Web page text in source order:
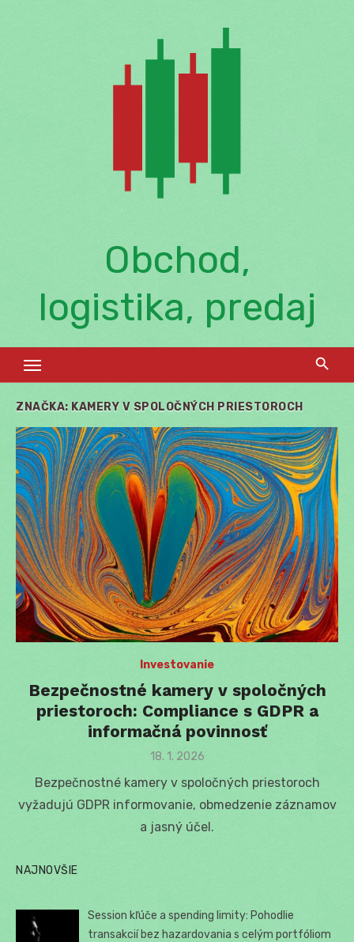
Obchod,
logistika, predaj
ZNAČKA: KAMERY V SPOLOČNÝCH PRIESTOROCH
Investovanie
Bezpečnostné kamery v spoločných
priestoroch: Compliance s GDPR a
informačná povinnosť
Posted
18. 1. 2026
Bezpečnostné kamery v spoločných priestoroch
vyžadujú GDPR informovanie, obmedzenie záznamov
a jasný účel.
NAJNOVŠIE
Session kľúče a spending limity: Pohodlie
transakcií bez hazardovania s celým portfóliom